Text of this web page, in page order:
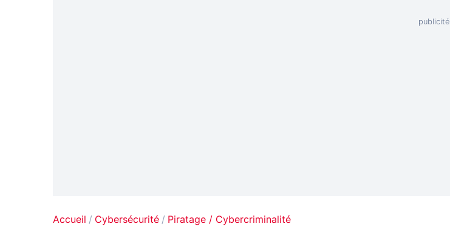
Accueil Cybersécurité Piratage / Cybercriminalité